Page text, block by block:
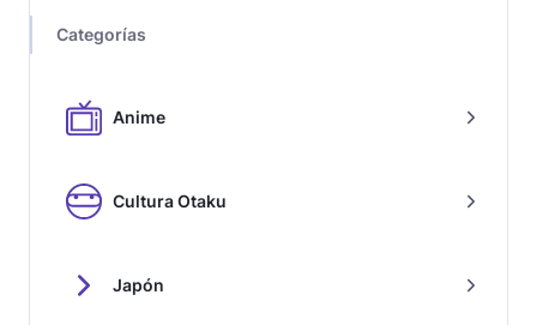
Categorías
Anime
Cultura Otaku
Japón